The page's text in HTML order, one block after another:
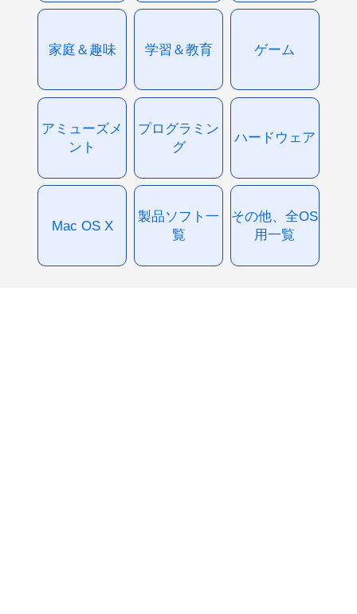
家庭＆趣味 学習＆教育 ゲーム
アミューズメ
ント
プログラミン
グ
ハードウェア
Mac OS X
製品ソフト一
覧
その他、全OS
用一覧